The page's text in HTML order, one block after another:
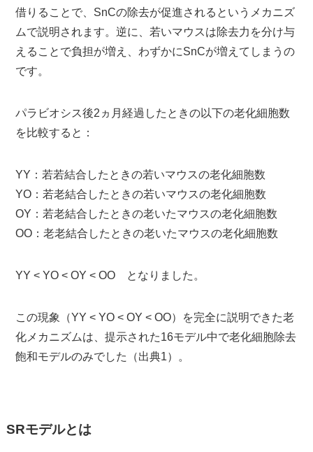
借りることで、SnCの除去が促進されるというメカニズ
ムで説明されます。逆に、若いマウスは除去力を分け与
えることで負担が増え、わずかにSnCが増えてしまうの
です。
パラビオシス後2ヵ月経過したときの以下の老化細胞数
を比較すると：
YY：若若結合したときの若いマウスの老化細胞数
YO：若老結合したときの若いマウスの老化細胞数
OY：若老結合したときの老いたマウスの老化細胞数
OO：老老結合したときの老いたマウスの老化細胞数
YY < YO < OY < OO となりました。
この現象（YY < YO < OY < OO）を完全に説明できた老
化メカニズムは、提示された16モデル中で老化細胞除去
飽和モデルのみでした（出典1）。
SRモデルとは